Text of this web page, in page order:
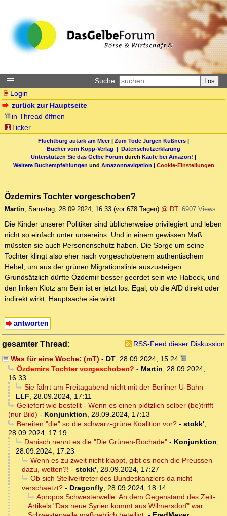
Suche: Los
Login
zurück zur Hauptseite
in Thread öffnen
Ticker
Fluchtburg autark am Meer| Zum Tode Jürgen Küßners |
Bücher vom Kopp-Verlag | Datenschutzerklärung
Unterstützen Sie das Gelbe Forum durch Käufe bei Amazon! |
Weitere Buchempfehlungen und Amazonnavigation | Cookie-Einstellungen
Özdemirs Tochter vorgeschoben?
Martin, Samstag, 28.09.2024, 16:33 (vor 678 Tagen) @ DT 6907 Views
Die Kinder unserer Politiker sind üblicherweise privilegiert und leben
nicht so einfach unter unsereins. Und in einem gewissen Maß
müssten sie auch Personenschutz haben. Die Sorge um seine
Tochter klingt also eher nach vorgeschobenem authentischem
Hebel, um aus der grünen Migrationslinie auszusteigen.
Grundsätzlich dürfte Özdemir besser geerdet sein wie Habeck, und
den linken Klotz am Bein ist er jetzt los. Egal, ob die AfD direkt oder
indirekt wirkt, Hauptsache sie wirkt.
antworten
gesamter Thread:
RSS-Feed dieser Diskussion
Was für eine Woche: (mT) - DT, 28.09.2024, 15:24
Özdemirs Tochter vorgeschoben? - Martin, 28.09.2024,
16:33
Sie fährt am Freitagabend nicht mit der Berliner U-Bahn -
LLF, 28.09.2024, 17:11
Geliefert wie bestellt - Wenn es einen plötzlich selber (be)trifft
(nur Bild) - Konjunktion, 28.09.2024, 17:13
Bereiten "die" so die schwarz-grüne Koalition vor?- stokk',
28.09.2024, 17:19
Danisch nennt es die "Die Grünen-Rochade"- Konjunktion,
28.09.2024, 17:23
Wenn es zu zweit nicht klappt, gibt es noch die Preussen
dazu, wetten?! - stokk', 28.09.2024, 17:27
Ob sich Stellvertreter des Bundeskanzlers da nicht
verschaetzt? - Dragonfly, 28.09.2024, 18:14
Apropos Schwesterwelle: An dem Gegenstand des Zeit-
Artikels "Das neue Syrien kommt aus Wilmersdorf" war